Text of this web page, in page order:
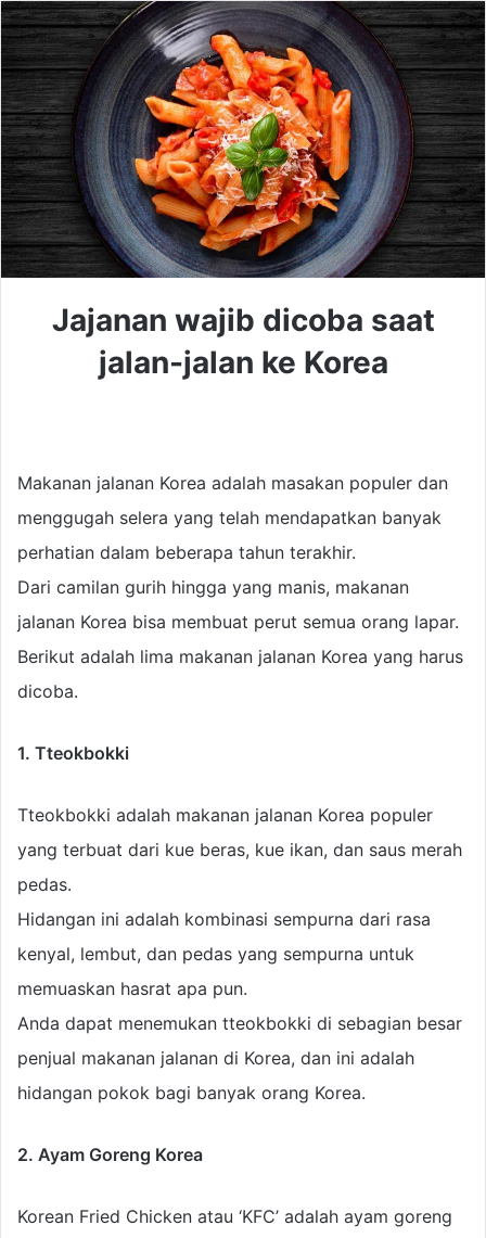
Jajanan wajib dicoba saat
jalan-jalan ke Korea
Makanan jalanan Korea adalah masakan populer dan
menggugah selera yang telah mendapatkan banyak
perhatian dalam beberapa tahun terakhir.
Dari camilan gurih hingga yang manis, makanan
jalanan Korea bisa membuat perut semua orang lapar.
Berikut adalah lima makanan jalanan Korea yang harus
dicoba.
1. Tteokbokki
Tteokbokki adalah makanan jalanan Korea populer
yang terbuat dari kue beras, kue ikan, dan saus merah
pedas.
Hidangan ini adalah kombinasi sempurna dari rasa
kenyal, lembut, dan pedas yang sempurna untuk
memuaskan hasrat apa pun.
Anda dapat menemukan tteokbokki di sebagian besar
penjual makanan jalanan di Korea, dan ini adalah
hidangan pokok bagi banyak orang Korea.
2. Ayam Goreng Korea
Korean Fried Chicken atau ‘KFC’ adalah ayam goreng